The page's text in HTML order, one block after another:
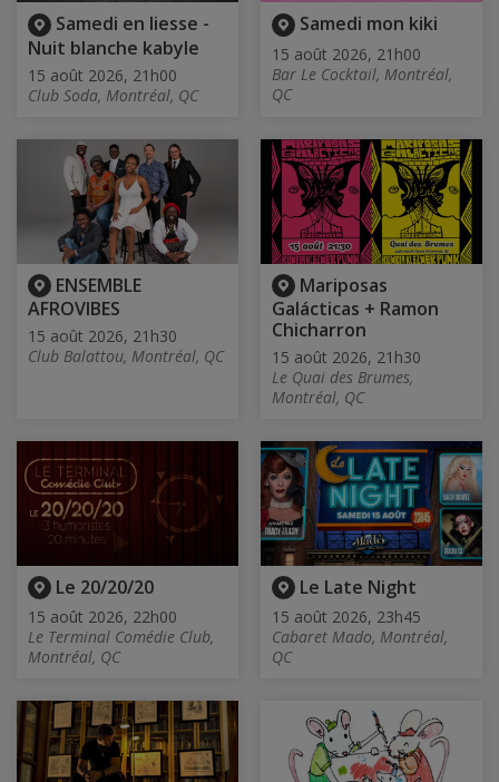
Samedi en liesse -
Nuit blanche kabyle
15 août 2026, 21h00
Club Soda, Montréal, QC
Samedi mon kiki
15 août 2026, 21h00
Bar Le Cocktail, Montréal,
QC
ENSEMBLE
AFROVIBES
15 août 2026, 21h30
Club Balattou, Montréal, QC
Mariposas
Galácticas + Ramon
Chicharron
15 août 2026, 21h30
Le Quai des Brumes,
Montréal, QC
Le 20/20/20
15 août 2026, 22h00
Le Terminal Comédie Club,
Montréal, QC
Le Late Night
15 août 2026, 23h45
Cabaret Mado, Montréal,
QC